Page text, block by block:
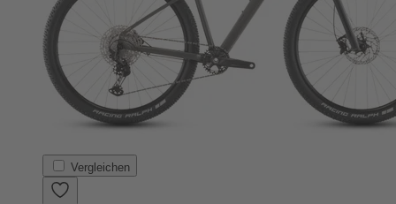
Vergleichen